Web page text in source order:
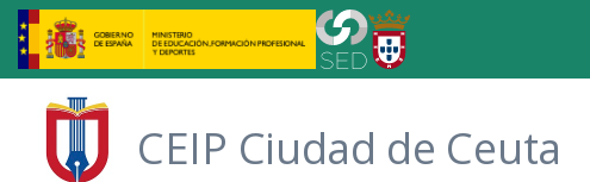
Skip to Main Content
CEIP Ciudad de Ceuta